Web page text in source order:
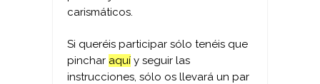
carismáticos.
Si queréis participar sólo tenéis que
pinchar aquí y seguir las
instrucciones, sólo os llevará un par